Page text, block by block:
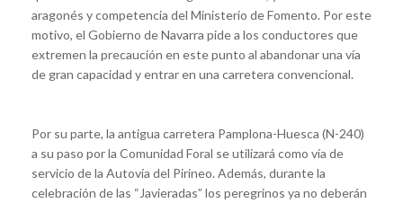
aragonés y competencia del Ministerio de Fomento. Por este
motivo, el Gobierno de Navarra pide a los conductores que
extremen la precaución en este punto al abandonar una vía
de gran capacidad y entrar en una carretera convencional.
Por su parte, la antigua carretera Pamplona-Huesca (N-240)
a su paso por la Comunidad Foral se utilizará como vía de
servicio de la Autovía del Pirineo. Además, durante la
celebración de las “Javieradas” los peregrinos ya no deberán